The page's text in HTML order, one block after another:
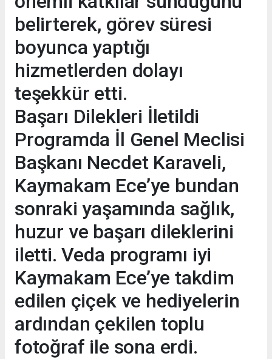
belirterek, görev süresi
boyunca yaptığı
hizmetlerden dolayı
teşekkür etti.
Başarı Dilekleri İletildi
Programda İl Genel Meclisi
Başkanı Necdet Karaveli,
Kaymakam Ece’ye bundan
sonraki yaşamında sağlık,
huzur ve başarı dileklerini
iletti. Veda programı iyi
Kaymakam Ece’ye takdim
edilen çiçek ve hediyelerin
ardından çekilen toplu
fotoğraf ile sona erdi.